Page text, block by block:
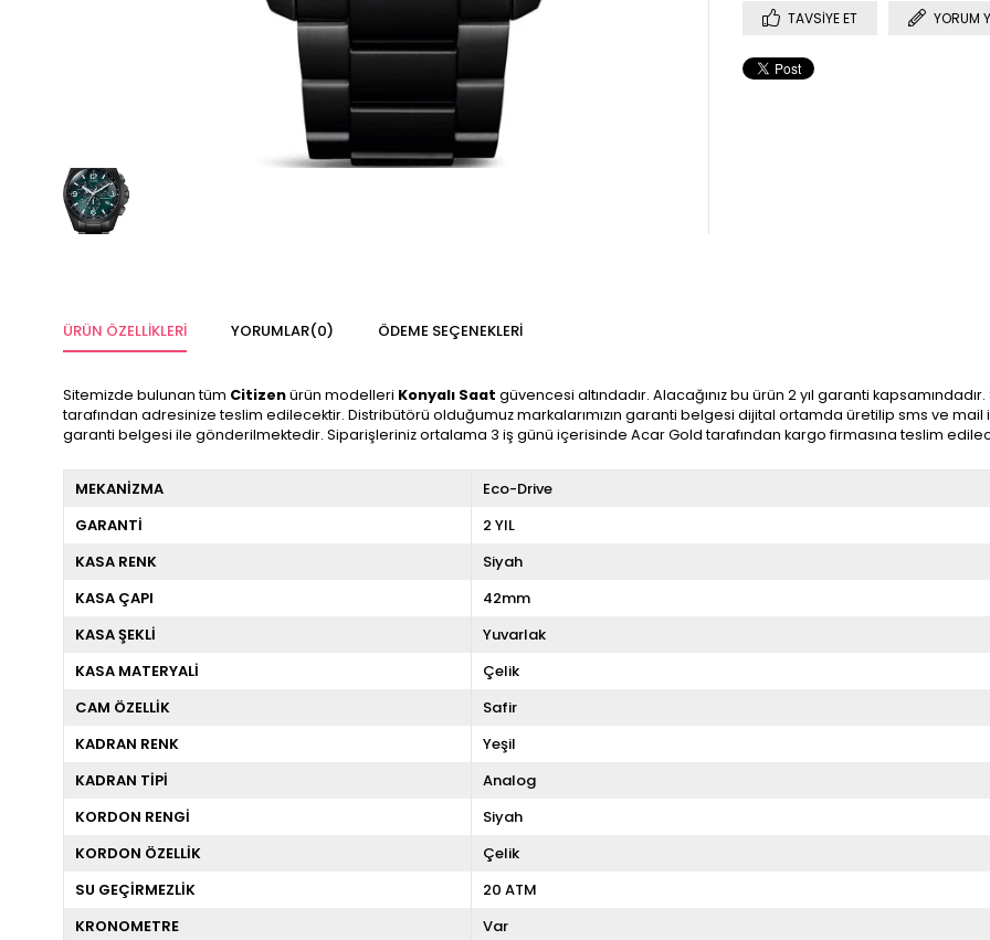
TAVSIYE ET YORUM
ÜRÜN ÖZELLIKLERI YORUMLAR(0) ÖDEME SEÇENEKLERI
Sitemizde bulunan tüm Citizenürün modelleri Konyalı Saat güvencesi altındadır. Alacağınız bu ürün 2 yıl garanti
tarafından adresinize teslim edilecektir. Distribütörü olduğumuz markalarımızın garanti belgesi dijital ortamda üretilip sms ve mail
garanti belgesi ile gönderilmektedir. Siparişleriniz ortalama 3 iş günü içerisinde Acar Gold tarafından kargo firmasına teslim
MEKANİZMA
Eco-Drive
GARANTİ
2 YIL
KASA RENK
Siyah
KASA ÇAPI
42mm
KASA ŞEKLİ
Yuvarlak
KASA MATERYALİ
Çelik
CAM ÖZELLİK
Safir
KADRAN RENK
Yeşil
KADRAN TİPİ
Analog
KORDON RENGİ
Siyah
KORDON ÖZELLİK
Çelik
SU GEÇİRMEZLİK
20 ATM
KRONOMETRE
Var